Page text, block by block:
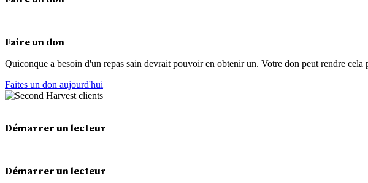
Faire un don
Quiconque a besoin d'un repas sain devrait pouvoir en obtenir un. Votre don peut rendre cela
Faites un don aujourd'hui
Démarrer un lecteur
Démarrer un lecteur